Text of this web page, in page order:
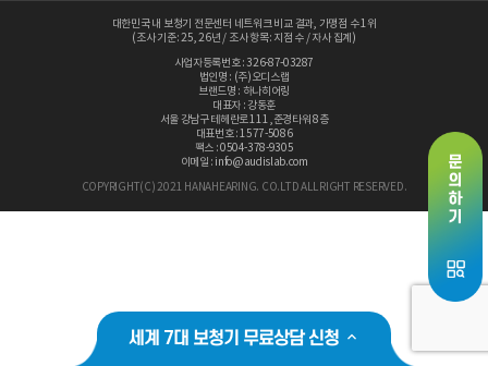
세계 7대 보청기 무료상담 신청
대한민국 내 보청기 전문센터 네트워크 비교 결과, 가맹점 수 1위
(조사 기준: 25, 26년 / 조사 항목: 지점 수 / 자사 집계)
사업자등록번호 : 326-87-03287
법인명 : (주)오디스랩
브랜드명 : 하나히어링
대표자 : 강동훈
서울 강남구 테헤란로 111 ,준경타워 8층
대표번호 : 1577-5086
팩스 : 0504-378-9305
이메일 : info@audislab.com
COPYRIGHT(C) 2021 HANAHEARING. CO.LTD ALL RIGHT RESERVED.
개인정보 수집, 이용에 동의합니다.
[자세히보기]